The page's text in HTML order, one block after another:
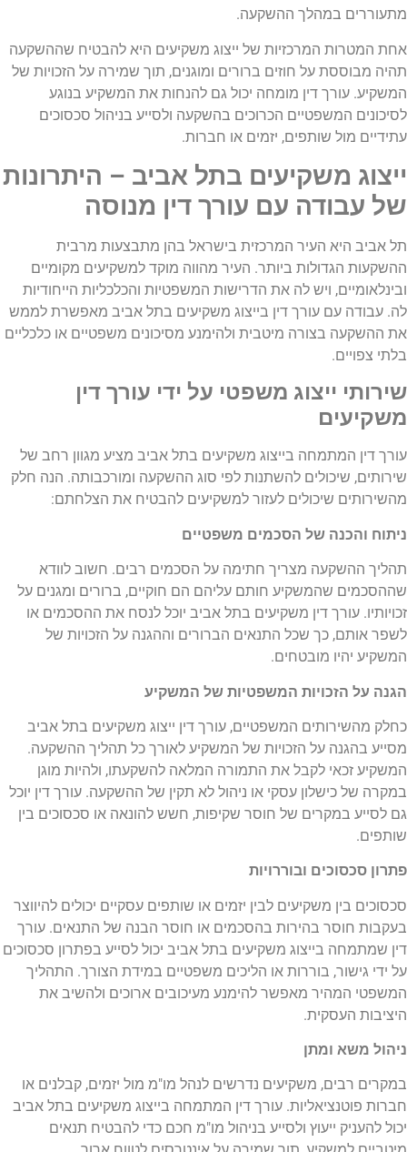
מתעוררים במהלך ההשקעה.
אחת המטרות המרכזיות של ייצוג משקיעים היא להבטיח שההשקעה
תהיה מבוססת על חוזים ברורים ומוגנים, תוך שמירה על הזכויות של
המשקיע. עורך דין מומחה יכול גם להנחות את המשקיע בנוגע
לסיכונים המשפטיים הכרוכים בהשקעה ולסייע בניהול סכסוכים
עתידיים מול שותפים, יזמים או חברות.
ייצוג משקיעים בתל אביב – היתרונות
של עבודה עם עורך דין מנוסה
תל אביב היא העיר המרכזית בישראל בהן מתבצעות מרבית
ההשקעות הגדולות ביותר. העיר מהווה מוקד למשקיעים מקומיים
ובינלאומיים, ויש לה את הדרישות המשפטיות והכלכליות הייחודיות
לה. עבודה עם עורך דין בייצוג משקיעים בתל אביב מאפשרת לממש
את ההשקעה בצורה מיטבית ולהימנע מסיכונים משפטיים או כלכליים
בלתי צפויים.
שירותי ייצוג משפטי על ידי עורך דין
משקיעים
עורך דין המתמחה בייצוג משקיעים בתל אביב מציע מגוון רחב של
שירותים, שיכולים להשתנות לפי סוג ההשקעה ומורכבותה. הנה חלק
מהשירותים שיכולים לעזור למשקיעים להבטיח את הצלחתם:
ניתוח והכנה של הסכמים משפטיים
תהליך ההשקעה מצריך חתימה על הסכמים רבים. חשוב לוודא
שההסכמים שהמשקיע חותם עליהם הם חוקיים, ברורים ומגנים על
זכויותיו. עורך דין משקיעים בתל אביב יוכל לנסח את ההסכמים או
לשפר אותם, כך שכל התנאים הברורים וההגנה על הזכויות של
המשקיע יהיו מובטחים.
הגנה על הזכויות המשפטיות של המשקיע
כחלק מהשירותים המשפטיים, עורך דין ייצוג משקיעים בתל אביב
מסייע בהגנה על הזכויות של המשקיע לאורך כל תהליך ההשקעה.
המשקיע זכאי לקבל את התמורה המלאה להשקעתו, ולהיות מוגן
במקרה של כישלון עסקי או ניהול לא תקין של ההשקעה. עורך דין יוכל
גם לסייע במקרים של חוסר שקיפות, חשש להונאה או סכסוכים בין
שותפים.
פתרון סכסוכים ובוררויות
סכסוכים בין משקיעים לבין יזמים או שותפים עסקיים יכולים להיווצר
בעקבות חוסר בהירות בהסכמים או חוסר הבנה של התנאים. עורך
דין שמתמחה בייצוג משקיעים בתל אביב יכול לסייע בפתרון סכסוכים
על ידי גישור, בוררות או הליכים משפטיים במידת הצורך. התהליך
המשפטי המהיר מאפשר להימנע מעיכובים ארוכים ולהשיב את
היציבות העסקית.
ניהול משא ומתן
במקרים רבים, משקיעים נדרשים לנהל מו"מ מול יזמים, קבלנים או
חברות פוטנציאליות. עורך דין המתמחה בייצוג משקיעים בתל אביב
יכול להעניק ייעוץ ולסייע בניהול מו"מ חכם כדי להבטיח תנאים